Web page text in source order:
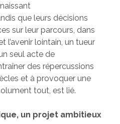
que leurs décisions
sur leur parcours, dans
l’avenir lointain, un tueur
seul acte de
des répercussions
et à provoquer une
tout, est lié.
un projet ambitieux